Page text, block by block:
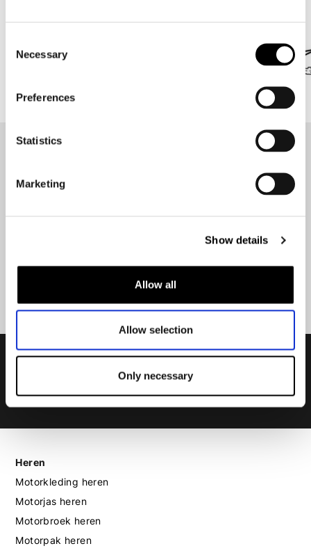
Selection
Necessary
Preferences
Statistics
Marketing
Show details
Allow all
Allow selection
Only necessary
Geen zorgen, wij zullen je niet spammen
Heren
Motorkleding heren
Motorjas heren
Motorbroek heren
Motorpak heren